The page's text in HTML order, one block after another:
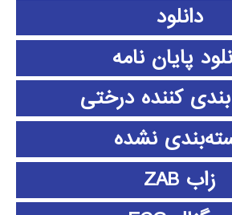
دانلود
پايان نامه
کننده درختی
نشده
زاب ZAB